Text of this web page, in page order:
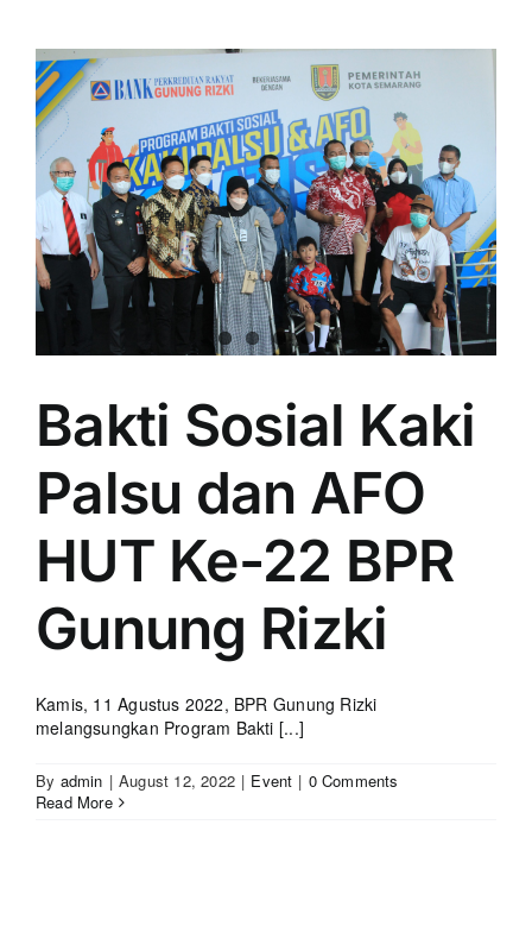
Bakti Sosial Kaki
Palsu dan AFO
HUT Ke-22 BPR
Gunung Rizki
Kamis, 11 Agustus 2022, BPR Gunung Rizki
melangsungkan Program Bakti [...]
By admin | August 12, 2022 | Event | 0 Comments
Read More